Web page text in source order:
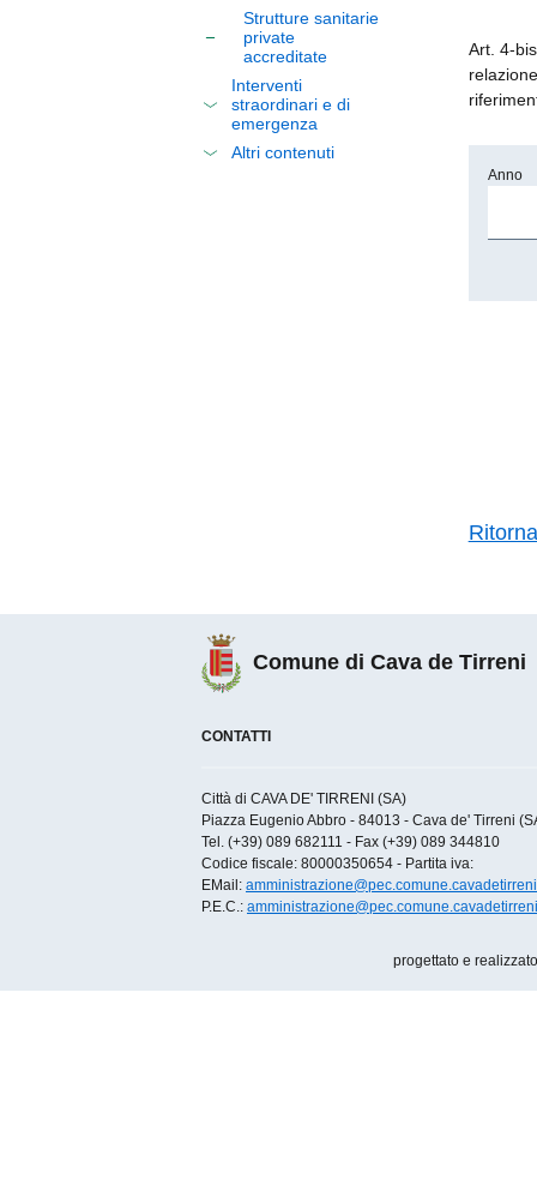
Strutture sanitarie
private
accreditate
Interventi
straordinari e di
emergenza
Altri contenuti
Art. 4-
Anno
Comune di Cava de Tirreni
CONTATTI
Città di CAVA DE' TIRRENI (SA)
Piazza Eugenio Abbro - 84013 - Cava de' Tirreni
Tel. (+39) 089 682111 - Fax (+39) 089 344810
Codice fiscale: 80000350654 - Partita iva:
EMail:
P.E.C.:
progettato e